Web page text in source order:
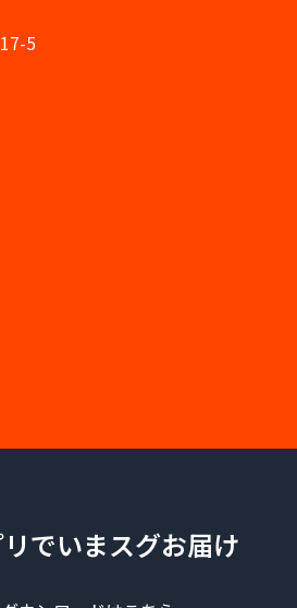
5
でいまスグお届け